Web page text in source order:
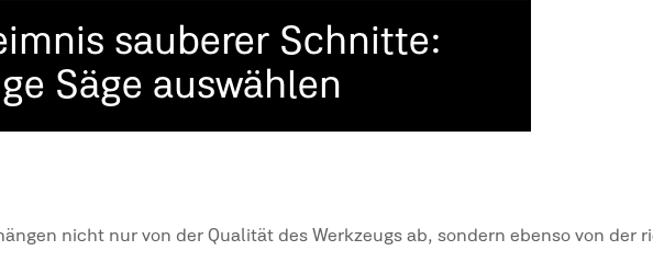
sauberer Schnitte:
Säge auswählen
nicht nur von der Qualität des Werkzeugs ab, sondern ebenso von der